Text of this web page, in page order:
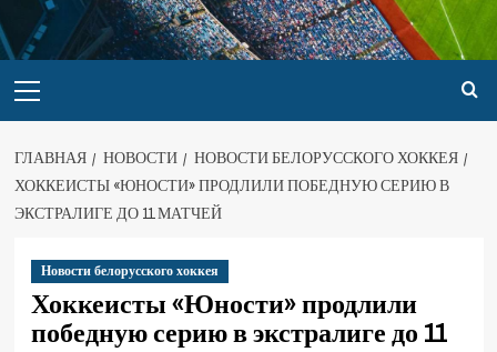
ГЛАВНАЯ НОВОСТИ
НОВОСТИ БЕЛОРУССКОГО ХОККЕЯ
ХОККЕИСТЫ «ЮНОСТИ» ПРОДЛИЛИ ПОБЕДНУЮ СЕРИЮ В
ЭКСТРАЛИГЕ ДО 11 МАТЧЕЙ
Новости белорусского хоккея
Хоккеисты «Юности» продлили
победную серию в экстралиге до 11